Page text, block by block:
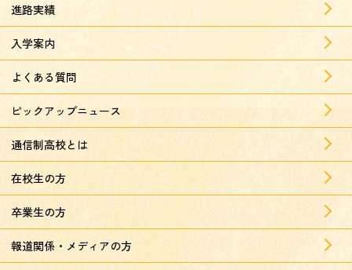
進路実績
入学案内
よくある質問
ピックアップニュース
通信制高校とは
在校生の方
卒業生の方
報道関係・メディアの方